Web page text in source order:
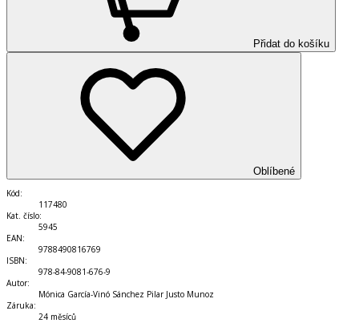
Přidat do košíku
Oblíbené
Kód:
117480
Kat. číslo:
5945
EAN:
9788490816769
ISBN:
978-84-9081-676-9
Autor:
Mónica García-Vinó Sánchez Pilar Justo Munoz
Záruka:
24 měsíců